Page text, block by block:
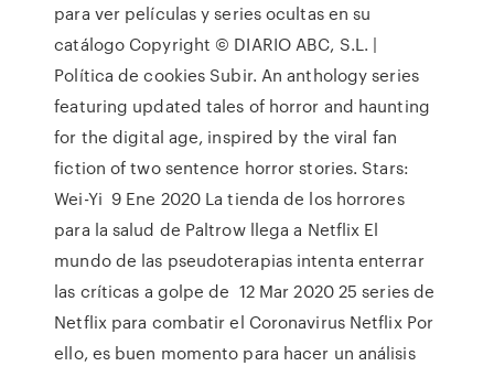
para ver películas y series ocultas en su
catálogo Copyright © DIARIO ABC, S.L. |
Política de cookies Subir. An anthology series
featuring updated tales of horror and haunting
for the digital age, inspired by the viral fan
fiction of two sentence horror stories. Stars:
Wei-Yi 9 Ene 2020 La tienda de los horrores
para la salud de Paltrow llega a Netflix El
mundo de las pseudoterapias intenta enterrar
las críticas a golpe de 12 Mar 2020 25 series de
Netflix para combatir el Coronavirus Netflix Por
ello, es buen momento para hacer un análisis